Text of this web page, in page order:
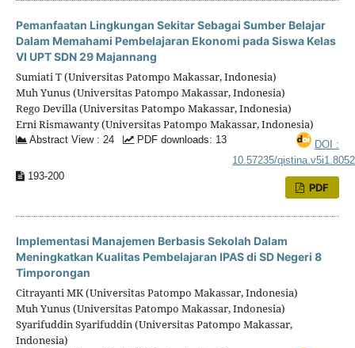
Pemanfaatan Lingkungan Sekitar Sebagai Sumber Belajar
Dalam Memahami Pembelajaran Ekonomi pada Siswa Kelas
VI UPT SDN 29 Majannang
Sumiati T (Universitas Patompo Makassar, Indonesia)
Muh Yunus (Universitas Patompo Makassar, Indonesia)
Rego Devilla (Universitas Patompo Makassar, Indonesia)
Erni Rismawanty (Universitas Patompo Makassar, Indonesia)
Abstract View : 24 PDF downloads: 13
DOI :
10.57235/qistina.v5i1.8052
193-200
PDF
Implementasi Manajemen Berbasis Sekolah Dalam
Meningkatkan Kualitas Pembelajaran IPAS di SD Negeri 8
Timporongan
Citrayanti MK (Universitas Patompo Makassar, Indonesia)
Muh Yunus (Universitas Patompo Makassar, Indonesia)
Syarifuddin Syarifuddin (Universitas Patompo Makassar,
Indonesia)